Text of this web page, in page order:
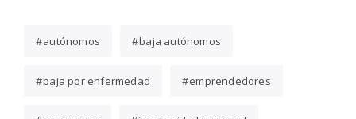
autónomos baja autónomos
baja por enfermedad emprendedores